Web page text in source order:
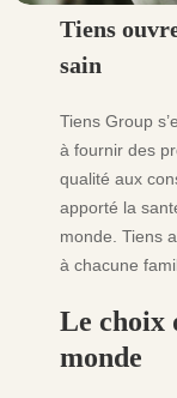
Tiens
sain
Tiens Group
à fournir des
qualité aux
apporté la
monde. Tiens
à chacune
Le choix
monde